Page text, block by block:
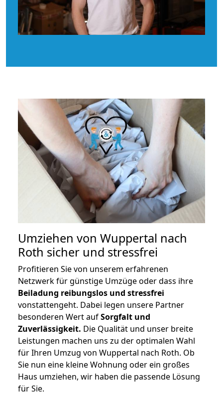
Umziehen von Wuppertal nach
Roth sicher und stressfrei
Profitieren Sie von unserem erfahrenen
Netzwerk für günstige Umzüge oder dass ihre
Beiladung reibungslos und stressfrei
vonstattengeht. Dabei legen unsere Partner
besonderen Wert aufSorgfalt und
Zuverlässigkeit. Die Qualität und unser breite
Leistungen machen uns zu der optimalen Wahl
für Ihren Umzug von Wuppertal nach Roth. Ob
Sie nun eine kleine Wohnung oder ein großes
Haus umziehen, wir haben die passende Lösung
für Sie.